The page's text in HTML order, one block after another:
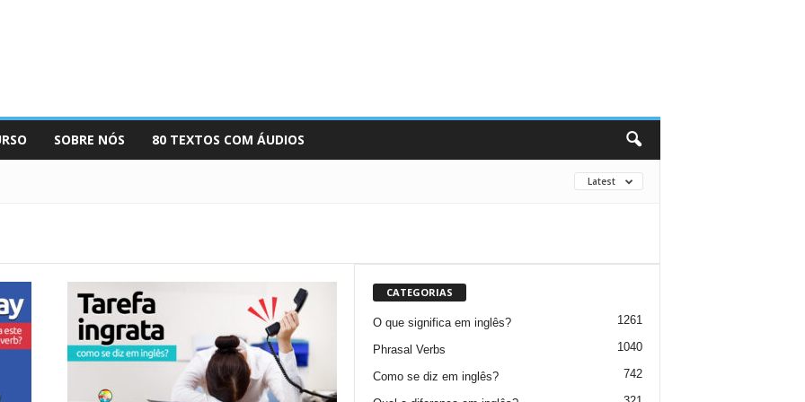
SOBRE NÓS 80 TEXTOS COM ÁUDIOS
Latest
CATEGORIAS
O que significa em inglês? 1261
Phrasal Verbs 1040
Como se diz em inglês? 742